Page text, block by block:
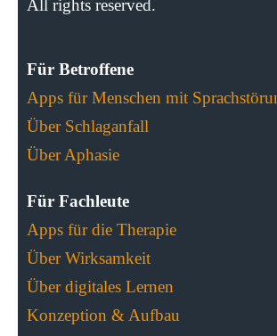
All rights reserved.
Für Betroffene
Apps für Menschen mit
Über Schlaganfall
Über Aphasie
Für Fachleute
Apps für die Therapie
Über Wirksamkeit
Über digitales Lernen
Konzeption & Aufbau